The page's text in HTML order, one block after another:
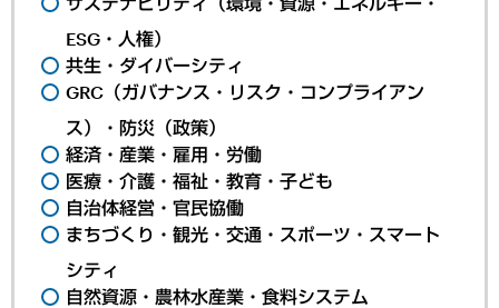
ESG・人権）
共生・ダイバーシティ
GRC（ガバナンス・リスク・コンプライアン
ス）・防災（政策）
経済・産業・雇用・労働
医療・介護・福祉・教育・子ども
自治体経営・官民協働
まちづくり・観光・交通・スポーツ・スマート
シティ
自然資源・農林水産業・食料システム